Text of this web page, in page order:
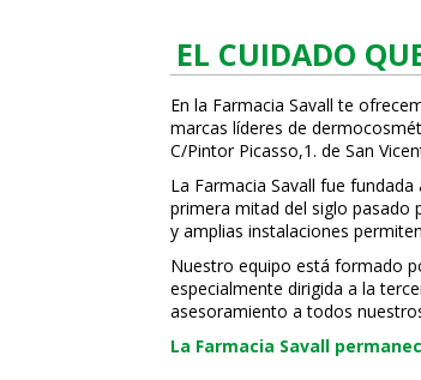
EL CUIDADO
En la Farmacia Savall te
marcas líderes de
C/Pintor Picasso,1. de San
La Farmacia Savall fue
primera mitad del siglo pasado
y amplias instalaciones
Nuestro equipo está formado
especialmente dirigida a la
asesoramiento a todos
La Farmacia Savall